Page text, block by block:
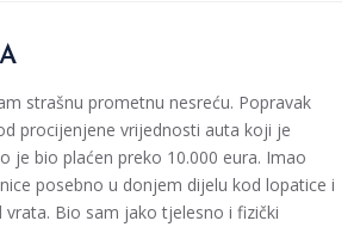
strašnu prometnu nesreću. Popravak
procijenjene vrijednosti auta koji je
je bio plaćen preko 10.000 eura. Imao
posebno u donjem dijelu kod lopatice i
Bio sam jako tjelesno i fizički